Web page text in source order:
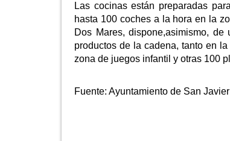
Las cocinas están preparadas
hasta 100 coches a la hora en la
Dos Mares, dispone,asimismo,
productos de la cadena, tanto en
zona de juegos infantil y otras 100
Fuente: Ayuntamiento de San Javier